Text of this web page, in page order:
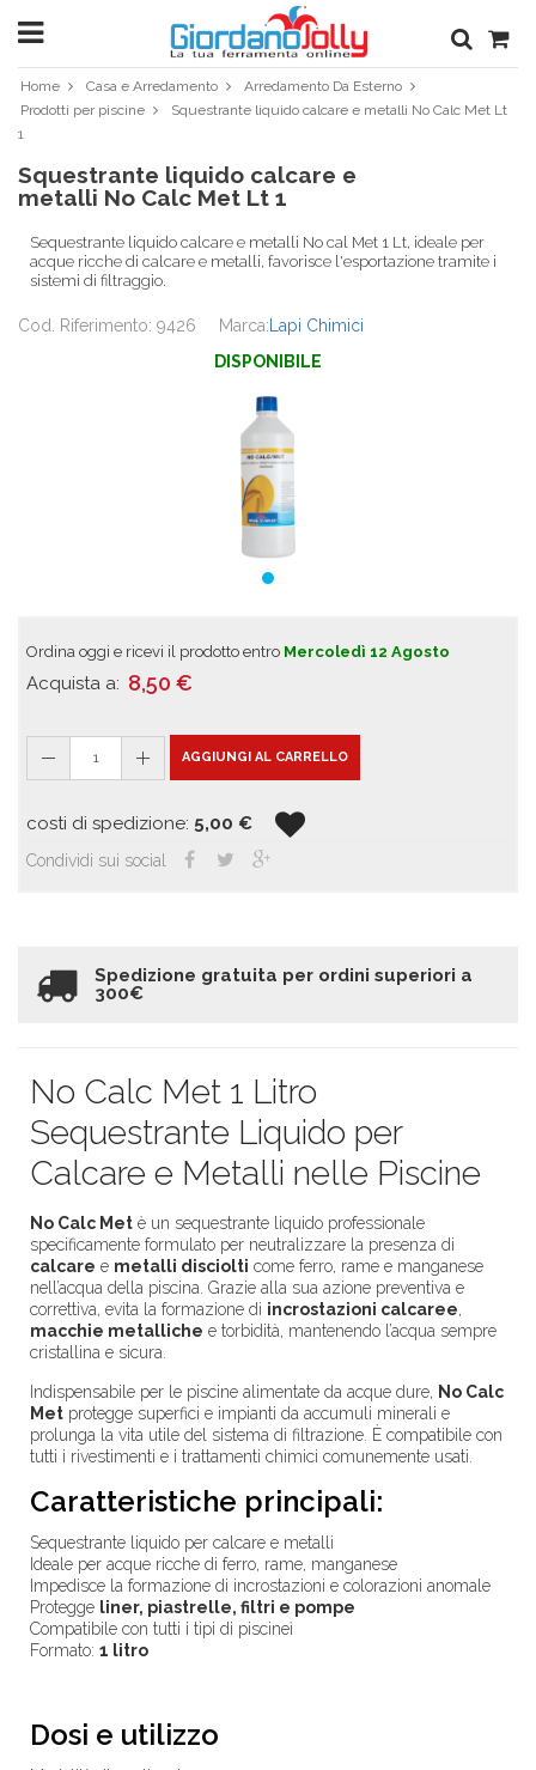
Home Casa e Arredamento
Arredamento Da Esterno
Prodotti per piscine
Squestrante liquido calcare e metalli No Calc Met Lt
1
Squestrante liquido calcare e
metalli No Calc Met Lt 1
Sequestrante liquido calcare e metalli No cal Met 1 Lt, ideale per
acque ricche di calcare e metalli, favorisce l'esportazione tramite i
sistemi di filtraggio.
Cod. Riferimento: 9426 Marca: Lapi Chimici
DISPONIBILE
Ordina oggi e ricevi il prodotto entro Mercoledì 12 Agosto
Acquista a: 8,50 €
1 AGGIUNGI AL CARRELLO
costi di spedizione: 5,00 €
Condividi sui social
Spedizione gratuita per ordini superiori a
300€
No Calc Met 1 Litro
Sequestrante Liquido per
Calcare e Metalli nelle Piscine
No Calc Met è un sequestrante liquido professionale
specificamente formulato per neutralizzare la presenza di
calcare e metalli disciolti come ferro, rame e manganese
nell’acqua della piscina. Grazie alla sua azione preventiva e
correttiva, evita la formazione di incrostazioni calcaree,
macchie metalliche e torbidità, mantenendo l’acqua sempre
cristallina e sicura.
Indispensabile per le piscine alimentate da acque dure, No Calc
Met protegge superfici e impianti da accumuli minerali e
prolunga la vita utile del sistema di filtrazione. È compatibile con
tutti i rivestimenti e i trattamenti chimici comunemente usati.
Caratteristiche principali:
Sequestrante liquido per calcare e metalli
Ideale per acque ricche di ferro, rame, manganese
Impedisce la formazione di incrostazioni e colorazioni anomale
Protegge liner, piastrelle, filtri e pompe
Compatibile con tutti i tipi di piscineì
Formato: 1 litro
Dosi e utilizzo